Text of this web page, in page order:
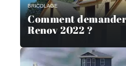
BRICOLAGE
Comment
Renov 2022 ?